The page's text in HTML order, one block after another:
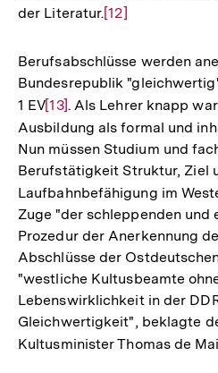
der Literatur.Zur
der
Fußnote
[12]
Berufsabschlüsse werden
Bundesrepublik
1 EVZur
Auflösung
der
Fußnote
[13]. Als Lehrer knapp
Ausbildung als formal und
Nun müssen Studium und
Berufstätigkeit Struktur, Ziel
Laufbahnbefähigung im
Zuge "der schleppenden und
Prozedur der Anerkennung
Abschlüsse der
"westliche Kultusbeamte
Lebenswirklichkeit in der
Gleichwertigkeit", beklagte
Kultusminister Thomas de